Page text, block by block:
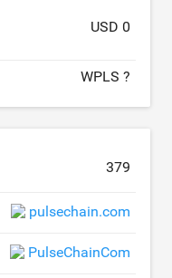
USD 0
WPLS ?
379
pulsechain.com
PulseChainCom